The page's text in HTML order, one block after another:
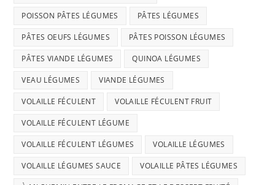
POISSON PÂTES LÉGUMES PÂTES LÉGUMES
PÂTES OEUFS LÉGUMES PÂTES POISSON LÉGUMES
PÂTES VIANDE LÉGUMES QUINOA LÉGUMES
VEAU LÉGUMES VIANDE LÉGUMES
VOLAILLE FÉCULENT VOLAILLE FÉCULENT FRUIT
VOLAILLE FÉCULENT LÉGUME
VOLAILLE FÉCULENT LÉGUMES VOLAILLE LÉGUMES
VOLAILLE LÉGUMES SAUCE VOLAILLE PÂTES LÉGUMES